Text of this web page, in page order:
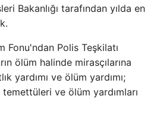
Bakanlığı tarafından yılda en
Fonu'ndan Polis Teşkilatı
ölüm halinde mirasçılarına
yardımı ve ölüm yardımı;
ve ölüm yardımları